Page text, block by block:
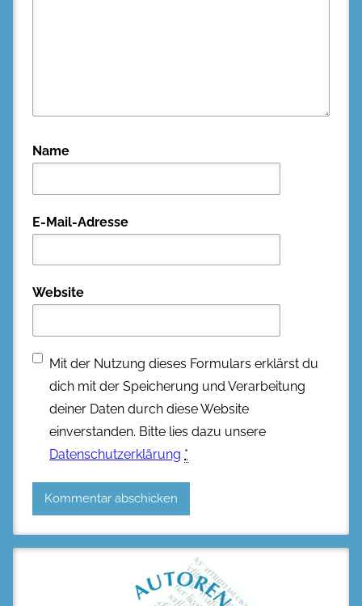
Name
E-Mail-Adresse
Website
Mit der Nutzung dieses Formulars erklärst du
dich mit der Speicherung und Verarbeitung
deiner Daten durch diese Website
einverstanden. Bitte lies dazu unsere
Datenschutzerklärung *